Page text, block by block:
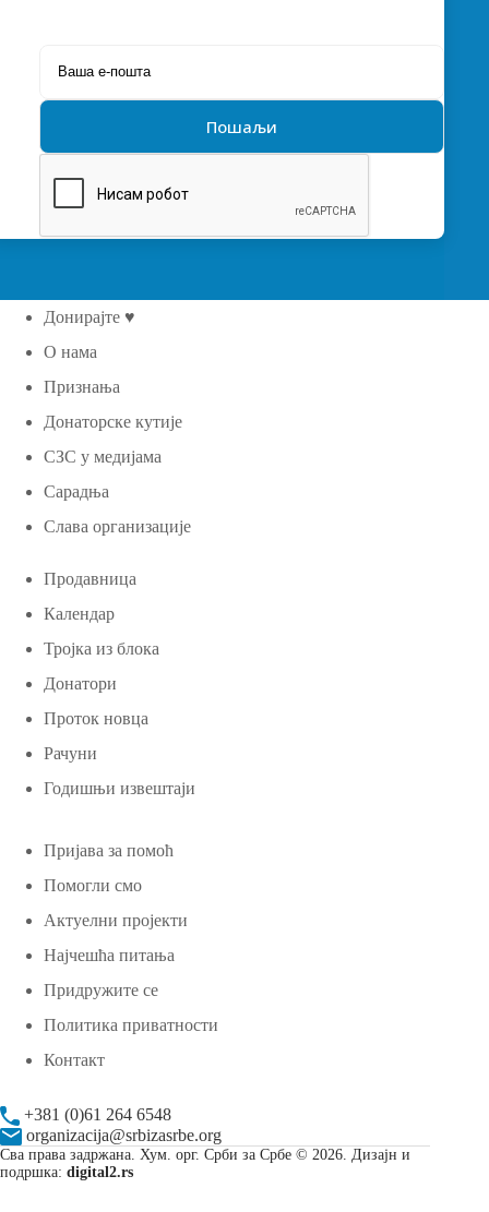
Донирајте ♥
О нама
Признања
Донаторске кутије
СЗС у медијама
Сарадња
Слава организације
Продавница
Календар
Тројка из блока
Донатори
Проток новца
Рачуни
Годишњи извештаји
Пријава за помоћ
Помогли смо
Актуелни пројекти
Најчешћа питања
Придружите се
Политика приватности
Контакт
+381 (0)61 264 6548
organizacija@srbizasrbe.org
Сва права задржана. Хум. орг. Срби за Србе © 2026. Дизајн и
подршка: digital2.rs